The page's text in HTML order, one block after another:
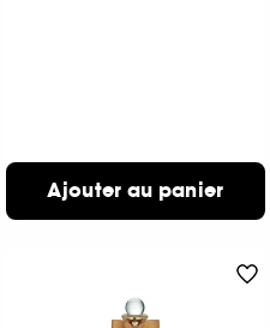
Ajouter au panier